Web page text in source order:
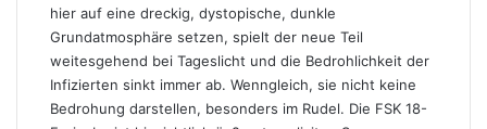
hier auf eine dreckig, dystopische, dunkle
Grundatmosphäre setzen, spielt der neue Teil
weitesgehend bei Tageslicht und die Bedrohlichkeit der
Infizierten sinkt immer ab. Wenngleich, sie nicht keine
Bedrohung darstellen, besonders im Rudel. Die FSK 18-